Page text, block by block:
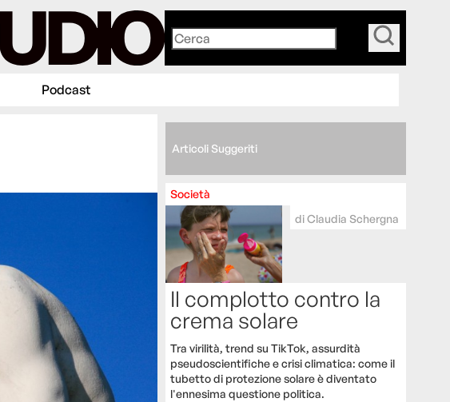
Podcast
Articoli Suggeriti
Società
diClaudia Schergna
Il complotto contro la
crema solare
Tra virilità, trend su TikTok, assurdità
pseudoscientifiche e crisi climatica: come il
tubetto di protezione solare è diventato
l'ennesima questione politica.